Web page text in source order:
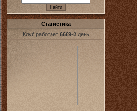
Статистика
Клуб работает 6669-й день